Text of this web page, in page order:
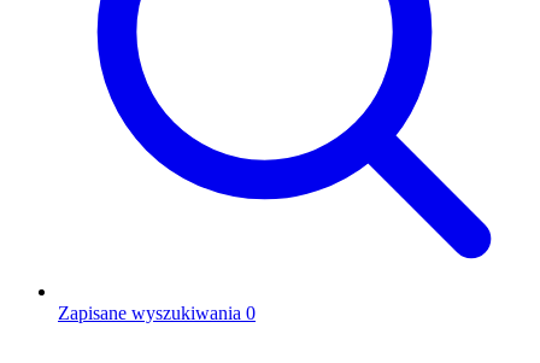
Zapisane wyszukiwania 0